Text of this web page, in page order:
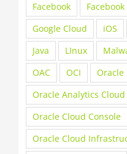
Facebook
Google Cloud
iOS
Java
LInux
OAC
OCI Oracle
Oracle Analytics Cloud
Oracle Cloud Console
Oracle Cloud